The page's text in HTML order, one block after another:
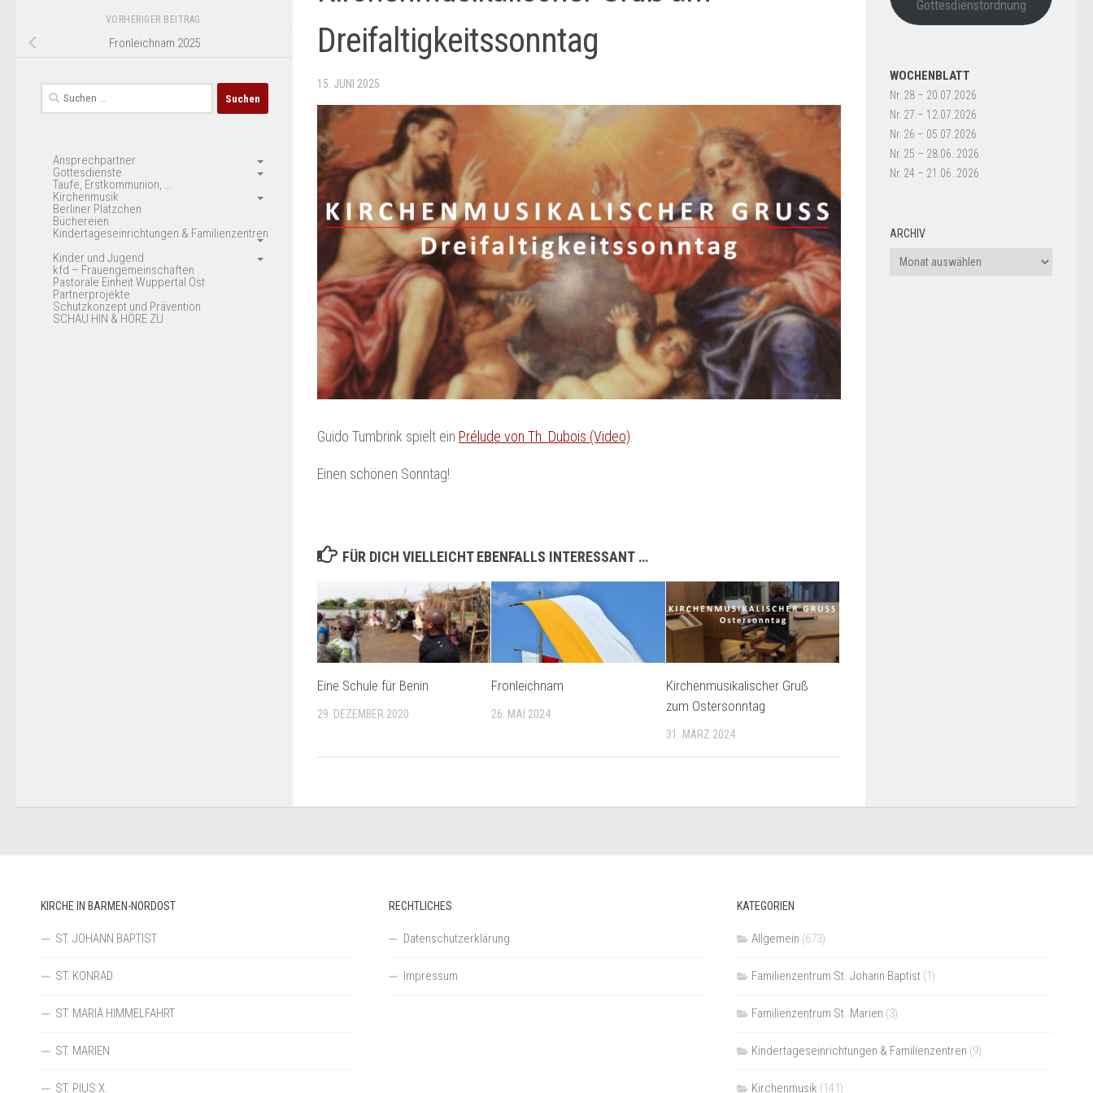
Dreifaltigkeitssonntag
15. JUNI 2025
Guido Tumbrink spielt ein Prélude von Th. Dubois (Video)
Einen schönen Sonntag!
FÜR DICH VIELLEICHT EBENFALLS INTERESSANT …
Eine Schule für Benin
29. DEZEMBER 2020
Fronleichnam
26. MAI 2024
Kirchenmusikalischer Gruß
zum Ostersonntag
31. MÄRZ 2024
VORHERIGER BEITRAG
Fronleichnam 2025
Suchen
nach:
Ansprechpartner
Gottesdienste
Taufe, Erstkommunion, …
Kirchenmusik
Berliner Plätzchen
Büchereien
Kindertageseinrichtungen & Familienzentren
Kinder und Jugend
kfd – Frauengemeinschaften
Pastorale Einheit Wuppertal Ost
Partnerprojekte
Schutzkonzept und Prävention
SCHAU HIN & HÖRE ZU
Gottesdienstordnung
WOCHENBLATT
Nr. 28 – 20.07.2026
Nr. 27 – 12.07.2026
Nr. 26 – 05.07.2026
Nr. 25 – 28.06..2026
Nr. 24 – 21.06..2026
ARCHIV
Archiv
KIRCHE IN BARMEN-NORDOST
ST. JOHANN BAPTIST
ST. KONRAD
ST. MARIÄ HIMMELFAHRT
ST. MARIEN
ST. PIUS X.
RECHTLICHES
Datenschutzerklärung
Impressum
KATEGORIEN
Allgemein (673)
Familienzentrum St. Johann Baptist(1)
Familienzentrum St. Marien (3)
Kindertageseinrichtungen & Familienzentren (9)
Kirchenmusik (141)